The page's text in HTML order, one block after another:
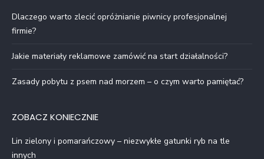
Dlaczego warto zlecić opróżnianie piwnicy profesjonalnej
firmie?
Jakie materiały reklamowe zamówić na start działalności?
Zasady pobytu z psem nad morzem – o czym warto pamiętać?
ZOBACZ KONIECZNIE
Lin zielony i pomarańczowy – niezwykłe gatunki ryb na tle
innych